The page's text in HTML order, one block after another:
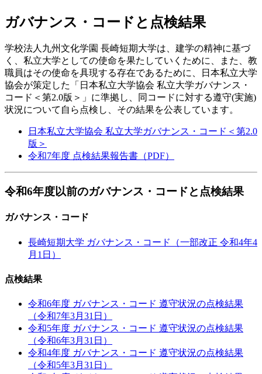
ガバナンス・コードと点検結果
学校法人九州文化学園 長崎短期大学は、建学の精神に基づ
く、私立大学としての使命を果たしていくために、また、教
職員はその使命を具現する存在であるために、日本私立大学
協会が策定した「日本私立大学協会 私立大学ガバナンス・
コード＜第2.0版＞」に準拠し、同コードに対する遵守(実施)
状況について自ら点検し、その結果を公表しています。
日本私立大学協会 私立大学ガバナンス・コード＜第2.0
版＞
令和7年度 点検結果報告書（PDF）
令和6年度以前のガバナンス・コードと点検結果
ガバナンス・コード
長崎短期大学 ガバナンス・コード（一部改正 令和4年4
月1日）
点検結果
令和6年度 ガバナンス・コード 遵守状況の点検結果
（令和7年3月31日）
令和5年度 ガバナンス・コード 遵守状況の点検結果
（令和6年3月31日）
令和4年度 ガバナンス・コード 遵守状況の点検結果
（令和5年3月31日）